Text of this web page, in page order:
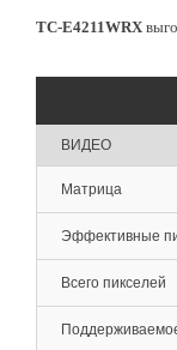
TC-E4211WRX
ВИДЕО
Матрица
Эффективные
Всего пикселей